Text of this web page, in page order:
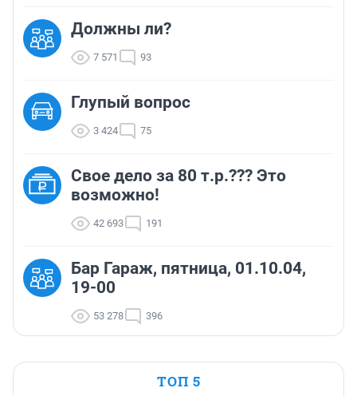
Должны ли?
7 571 93
Глупый вопрос
3 424 75
Свое дело за 80 т.р.??? Это
возможно!
42 693 191
Бар Гараж, пятница, 01.10.04,
19-00
53 278 396
ТОП 5